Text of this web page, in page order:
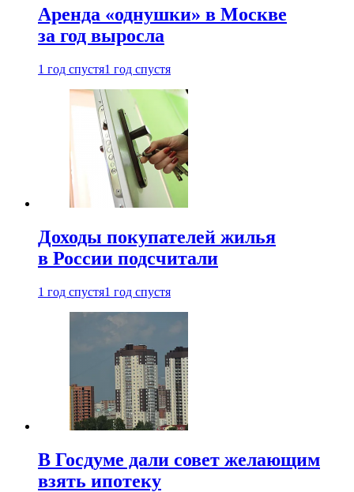
Аренда «однушки» в Москве
за год выросла
1 год спустя1 год спустя
Доходы покупателей жилья
в России подсчитали
1 год спустя1 год спустя
В Госдуме дали совет желающим
взять ипотеку